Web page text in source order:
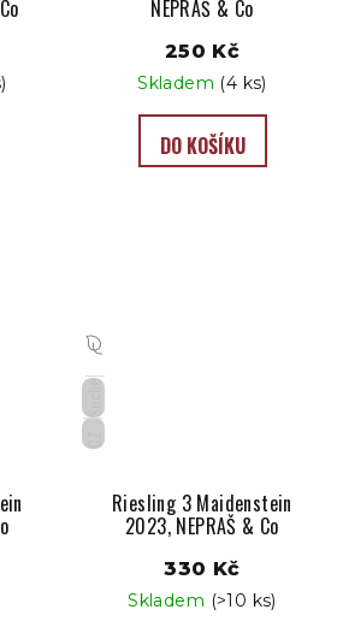
NEPRAŠ & Co
250 Kč
Skladem (4 ks)
DO KOŠÍKU
Suché
CZ
Riesling 3 Maidenstein
2023, NEPRAŠ & Co
330 Kč
Skladem (>10 ks)